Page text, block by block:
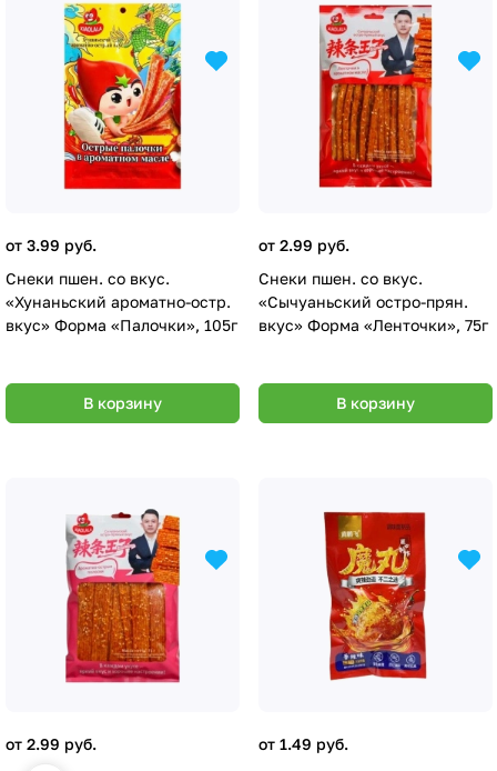
от 3.99 руб.
Снеки пшен. со вкус.
«Хунаньский ароматно-остр.
вкус» Форма «Палочки», 105г
В корзину
от 2.99 руб.
Снеки пшен. со вкус.
«Сычуаньский остро-прян.
вкус» Форма «Ленточки», 75г
В корзину
от 2.99 руб.
от 1.49 руб.